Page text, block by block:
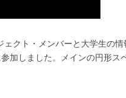
クト・メンバーと大学生の情
加しました。メインの円形ス